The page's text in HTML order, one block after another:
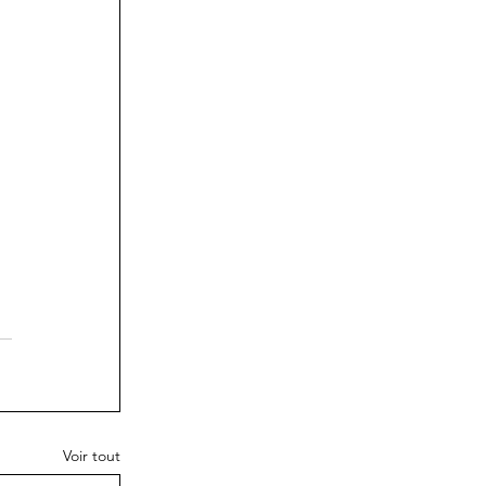
Voir tout